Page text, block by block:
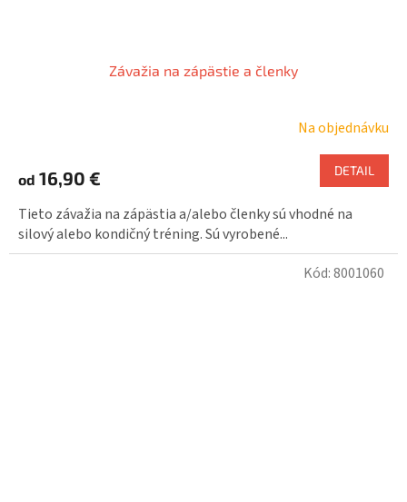
Závažia na zápästie a členky
Na objednávku
od 16,90 € DETAIL
Tieto závažia na zápästia a/alebo členky sú vhodné na
silový alebo kondičný tréning. Sú vyrobené...
Kód:8001060